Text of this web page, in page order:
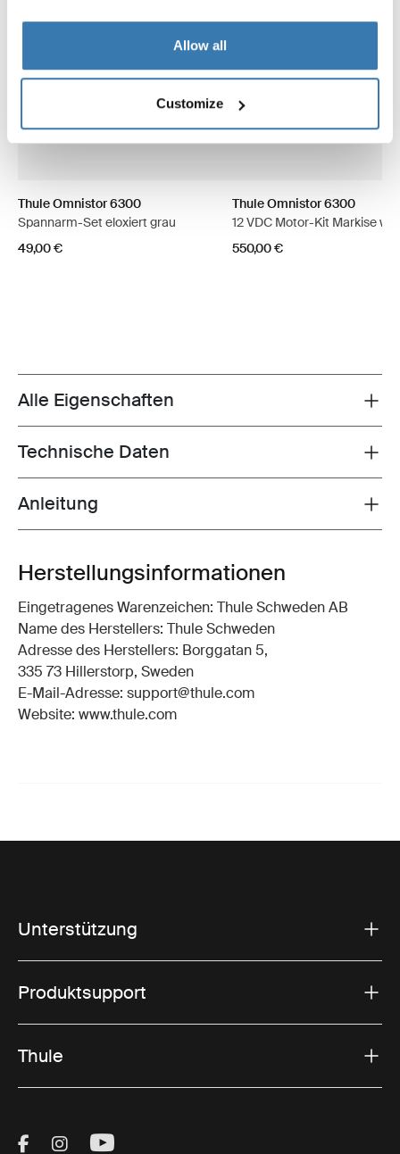
Allow all
Customize
Thule Omnistor 6300
Spannarm-Set eloxiert grau
49,00 €
Thule Omnistor 6300
12 VDC Motor-Kit Markise
550,00 €
Toggle features
Alle Eigenschaften
Toggle techspec
Technische Daten
Toggle guides and instructions
Anleitung
Herstellungsinformationen
Eingetragenes Warenzeichen: Thule Schweden AB
Name des Herstellers: Thule Schweden
Adresse des Herstellers: Borggatan 5,
335 73 Hillerstorp, Sweden
E-Mail-Adresse: support@thule.com
Website: www.thule.com
Unterstützung
Produktsupport
Thule
Visit Thule on Facebook (external link)
Visit Thule on Instagram (external link)
Visit Thule on Youtube (external